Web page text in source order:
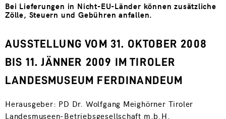
Bei Lieferungen in Nicht-EU-Länder können zusätzliche
Zölle, Steuern und Gebühren anfallen.
AUSSTELLUNG VOM 31. OKTOBER 2008
BIS 11. JÄNNER 2009 IM TIROLER
LANDESMUSEUM FERDINANDEUM
Herausgeber: PD Dr. Wolfgang Meighörner Tiroler
Landesmuseen-Betriebsgesellschaft m.b.H.